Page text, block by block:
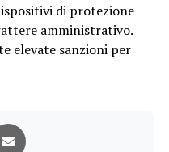
di protezione
amministrativo.
elevate sanzioni per